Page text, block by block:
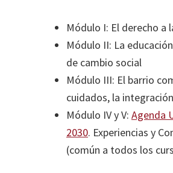
Módulo I: El derecho a
Módulo II: La
de cambio social
Módulo III: El barrio
cuidados, la
Módulo IV y V: Agenda
2030. Experiencias y
(común a todos los